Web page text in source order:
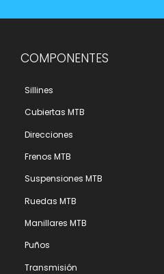
COMPONENTES
Sillines
Cubiertas MTB
Direcciones
Frenos MTB
Suspensiones MTB
Ruedas MTB
Manillares MTB
Puños
Transmisión